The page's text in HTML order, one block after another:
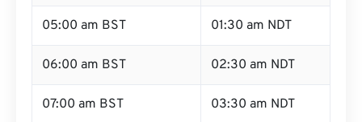
05:00 am BST 01:30 am NDT
06:00 am BST 02:30 am NDT
07:00 am BST 03:30 am NDT